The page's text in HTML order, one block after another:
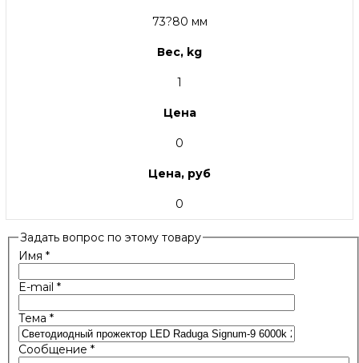
73?80 мм
Вес, kg
1
Цена
0
Цена, руб
0
Задать вопрос по этому товару
Имя *
E-mail *
Тема *
Сообщение *